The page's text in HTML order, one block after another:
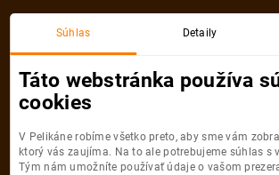
Detail pobytu
Súhlas Detaily
Táto webstránka používa
cookies
V Pelikáne robíme všetko preto, aby sme vám
ktorý vás zaujíma. Na to ale potrebujeme súhlas s
Tým nám umožníte používať údaje o vašom